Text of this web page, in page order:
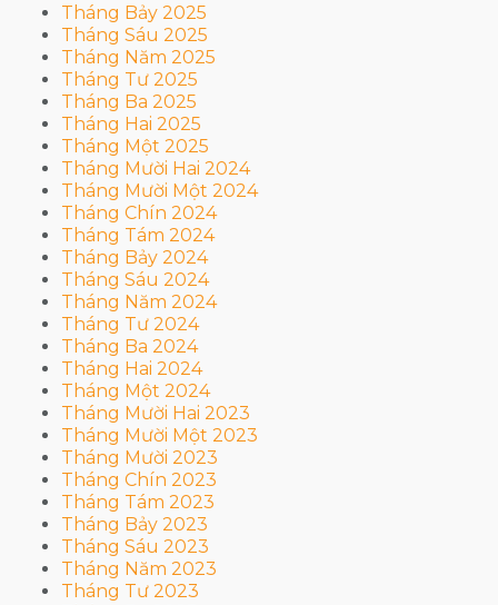
Tháng Bảy 2025
Tháng Sáu 2025
Tháng Năm 2025
Tháng Tư 2025
Tháng Ba 2025
Tháng Hai 2025
Tháng Một 2025
Tháng Mười Hai 2024
Tháng Mười Một 2024
Tháng Chín 2024
Tháng Tám 2024
Tháng Bảy 2024
Tháng Sáu 2024
Tháng Năm 2024
Tháng Tư 2024
Tháng Ba 2024
Tháng Hai 2024
Tháng Một 2024
Tháng Mười Hai 2023
Tháng Mười Một 2023
Tháng Mười 2023
Tháng Chín 2023
Tháng Tám 2023
Tháng Bảy 2023
Tháng Sáu 2023
Tháng Năm 2023
Tháng Tư 2023